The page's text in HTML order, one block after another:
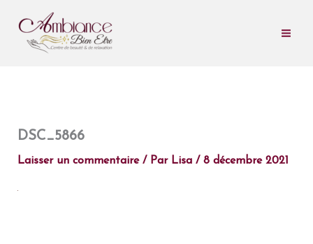
contenu
DSC_5866
Laisser un commentaire / Par Lisa / 8 décembre 2021